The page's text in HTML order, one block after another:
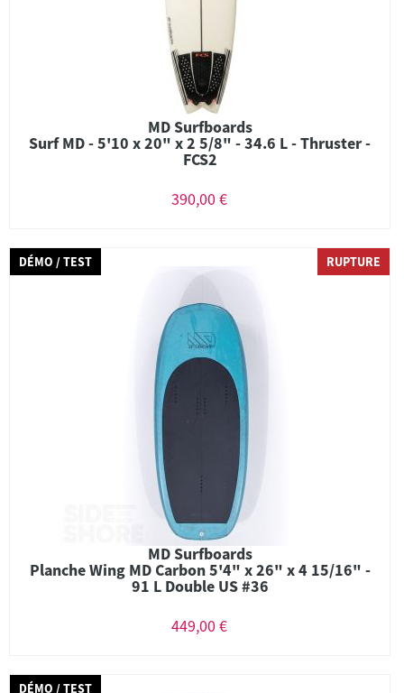
MD Surfboards
Surf MD - 5'10 x 20" x 2 5/8" - 34.6 L - Thruster -
FCS2
390,00 €
DÉMO / TEST RUPTURE
MD Surfboards
Planche Wing MD Carbon 5'4" x 26" x 4 15/16" -
91 L Double US #36
449,00 €
DÉMO / TEST